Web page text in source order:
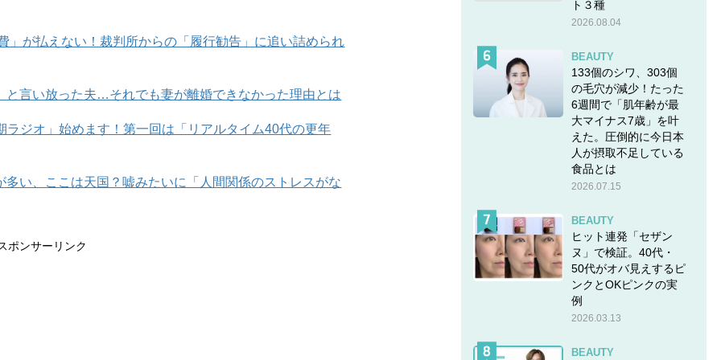
が払えない！裁判所からの「履行勧告」に追い詰められ
言い放った夫…それでも妻が離婚できなかった理由とは
ジオ」始めます！第一回は「リアルタイム40代の更年
い、ここは天国？嘘みたいに「人間関係のストレスがな
ポンサーリンク
ト３種
2026.08.04
BEAUTY
133個のシワ、303個
の毛穴が減少！たった
6週間で「肌年齢が最
大マイナス7歳」を叶
えた。圧倒的に今日本
人が摂取不足している
食品とは
2026.07.15
BEAUTY
ヒット連発「セザン
ヌ」で検証。40代・
50代がオバ見えするピ
ンクとOKピンクの実
例
2026.03.13
BEAUTY